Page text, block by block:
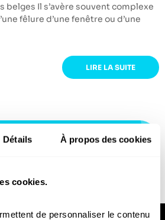
Détails À propos des cookies
cookies.
de personnaliser le contenu
belges Il s’avère souvent complexe
fêlure d’une fenêtre ou d’une
LIRE LA SUITE
le
en 1 seul